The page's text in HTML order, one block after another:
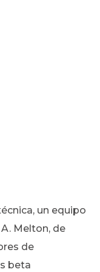
un equipo
Melton, de
de
beta